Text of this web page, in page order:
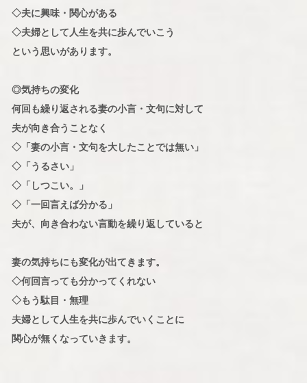
◇夫に興味・関心がある
◇夫婦として人生を共に歩んでいこう
という思いがあります。
◎気持ちの変化
何回も繰り返される妻の小言・文句に対して
夫が向き合うことなく
◇「妻の小言・文句を大したことでは無い」
◇「うるさい」
◇「しつこい。」
◇「一回言えば分かる」
夫が、向き合わない言動を繰り返していると
妻の気持ちにも変化が出てきます。
◇何回言っても分かってくれない
◇もう駄目・無理
夫婦として人生を共に歩んでいくことに
関心が無くなっていきます。